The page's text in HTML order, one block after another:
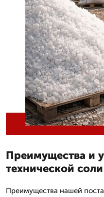
Преимущества и
технической соли
Преимущества нашей